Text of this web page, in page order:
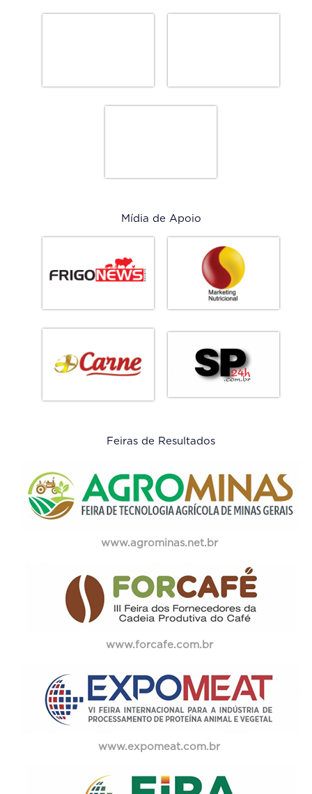
Mídia de Apoio
Feiras de Resultados
www.agrominas.net.br
www.forcafe.com.br
www.expomeat.com.br